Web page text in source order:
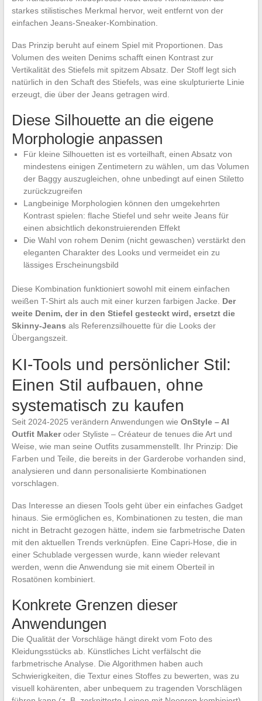
starkes stilistisches Merkmal hervor, weit entfernt von der
einfachen Jeans-Sneaker-Kombination.
Das Prinzip beruht auf einem Spiel mit Proportionen. Das
Volumen des weiten Denims schafft einen Kontrast zur
Vertikalität des Stiefels mit spitzem Absatz. Der Stoff legt sich
natürlich in den Schaft des Stiefels, was eine skulpturierte Linie
erzeugt, die über der Jeans getragen wird.
Diese Silhouette an die eigene
Morphologie anpassen
Für kleine Silhouetten ist es vorteilhaft, einen Absatz von
mindestens einigen Zentimetern zu wählen, um das Volumen
der Baggy auszugleichen, ohne unbedingt auf einen Stiletto
zurückzugreifen
Langbeinige Morphologien können den umgekehrten
Kontrast spielen: flache Stiefel und sehr weite Jeans für
einen absichtlich dekonstruierenden Effekt
Die Wahl von rohem Denim (nicht gewaschen) verstärkt den
eleganten Charakter des Looks und vermeidet ein zu
lässiges Erscheinungsbild
Diese Kombination funktioniert sowohl mit einem einfachen
weißen T-Shirt als auch mit einer kurzen farbigen Jacke. Der
weite Denim, der in den Stiefel gesteckt wird, ersetzt die
Skinny-Jeans als Referenzsilhouette für die Looks der
Übergangszeit.
KI-Tools und persönlicher Stil:
Einen Stil aufbauen, ohne
systematisch zu kaufen
Seit 2024-2025 verändern Anwendungen wie OnStyle – AI
Outfit Makeroder Styliste – Créateur de tenues die Art und
Weise, wie man seine Outfits zusammenstellt. Ihr Prinzip: Die
Farben und Teile, die bereits in der Garderobe vorhanden sind,
analysieren und dann personalisierte Kombinationen
vorschlagen.
Das Interesse an diesen Tools geht über ein einfaches Gadget
hinaus. Sie ermöglichen es, Kombinationen zu testen, die man
nicht in Betracht gezogen hätte, indem sie farbmetrische Daten
mit den aktuellen Trends verknüpfen. Eine Capri-Hose, die in
einer Schublade vergessen wurde, kann wieder relevant
werden, wenn die Anwendung sie mit einem Oberteil in
Rosatönen kombiniert.
Konkrete Grenzen dieser
Anwendungen
Die Qualität der Vorschläge hängt direkt vom Foto des
Kleidungsstücks ab. Künstliches Licht verfälscht die
farbmetrische Analyse. Die Algorithmen haben auch
Schwierigkeiten, die Textur eines Stoffes zu bewerten, was zu
visuell kohärenten, aber unbequem zu tragenden Vorschlägen